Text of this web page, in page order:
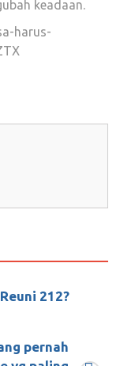
keadaan.
harus-
ulama hanya
212?
pernah